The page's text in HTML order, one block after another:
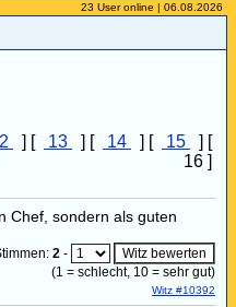
23 User online | 06.08.2026
] [ 13 ] [ 14 ] [ 15
] [
16 ]
Chef, sondern als guten
2 -
(1 = schlecht, 10 = sehr gut)
Witz #10392